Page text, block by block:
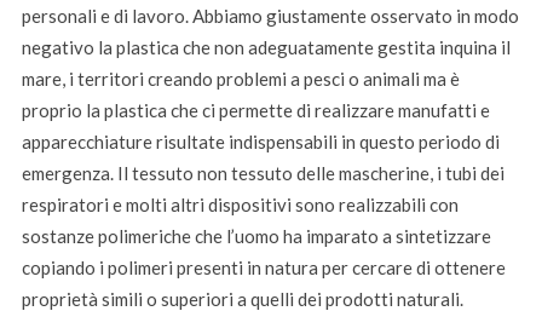
personali e di lavoro. Abbiamo giustamente osservato in modo
negativo la plastica che non adeguatamente gestita inquina il
mare, i territori creando problemi a pesci o animali ma è
proprio la plastica che ci permette di realizzare manufatti e
apparecchiature risultate indispensabili in questo periodo di
emergenza. Il tessuto non tessuto delle mascherine, i tubi dei
respiratori e molti altri dispositivi sono realizzabili con
sostanze polimeriche che l’uomo ha imparato a sintetizzare
copiando i polimeri presenti in natura per cercare di ottenere
proprietà simili o superiori a quelli dei prodotti naturali.